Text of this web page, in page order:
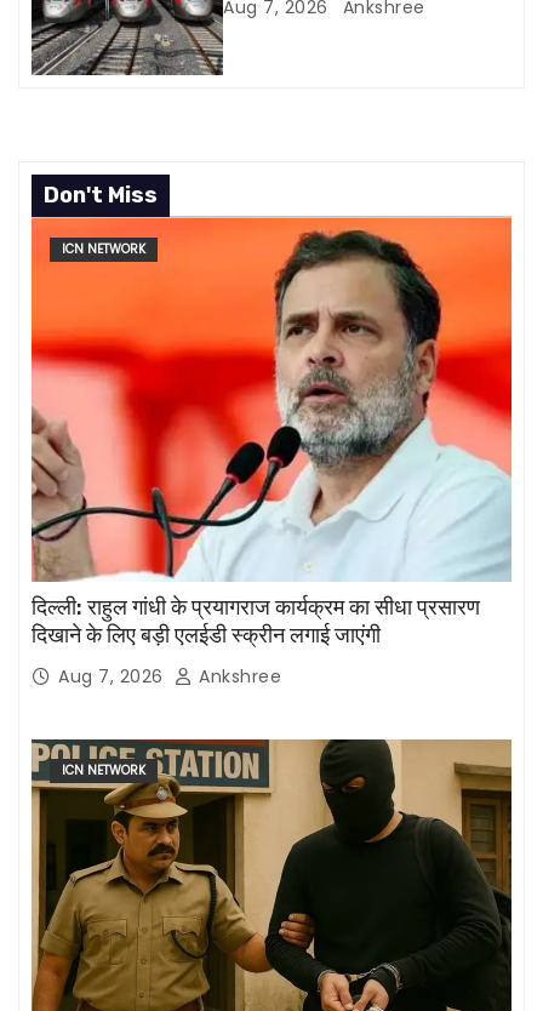
Aug 7, 2026 Ankshree
Don't Miss
ICN NETWORK
दिल्ली: राहुल गांधी के प्रयागराज कार्यक्रम का सीधा प्रसारण
दिखाने के लिए बड़ी एलईडी स्क्रीन लगाई जाएंगी
Aug 7, 2026 Ankshree
ICN NETWORK